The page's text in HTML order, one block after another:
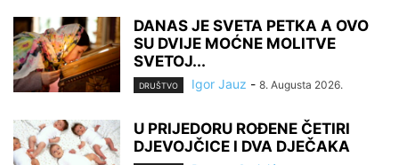
DANAS JE SVETA PETKA A OVO
SU DVIJE MOĆNE MOLITVE
SVETOJ...
DRUŠTVO Igor Jauz - 8. Augusta 2026.
U PRIJEDORU ROĐENE ČETIRI
DJEVOJČICE I DVA DJEČAKA